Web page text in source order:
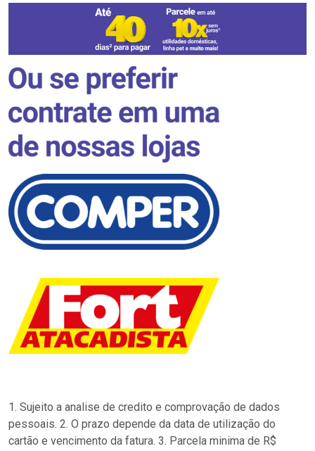
1. Sujeito a analise de credito e comprovação de dados
pessoais. 2. O prazo depende da data de utilização do
cartão e vencimento da fatura. 3. Parcela minima de R$